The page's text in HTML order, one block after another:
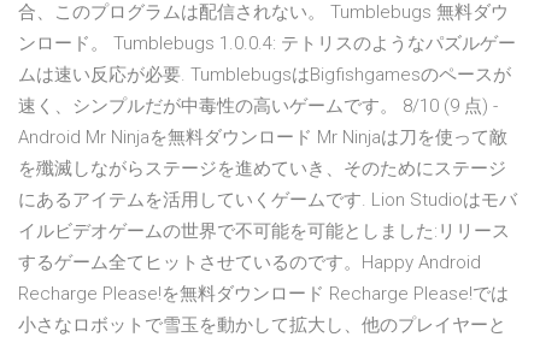
合、このプログラムは配信されない。 Tumblebugs 無料ダウ
ンロード。 Tumblebugs 1.0.0.4: テトリスのようなパズルゲー
ムは速い反応が必要. TumblebugsはBigfishgamesのペースが
速く、シンプルだが中毒性の高いゲームです。 8/10 (9 点) -
Android Mr Ninjaを無料ダウンロード Mr Ninjaは刀を使って敵
を殲滅しながらステージを進めていき、そのためにステージ
にあるアイテムを活用していくゲームです. Lion Studioはモバ
イルビデオゲームの世界で不可能を可能としました:リリース
するゲーム全てヒットさせているのです。Happy Android
Recharge Please!を無料ダウンロード Recharge Please!では
小さなロボットで雪玉を動かして拡大し、他のプレイヤーと